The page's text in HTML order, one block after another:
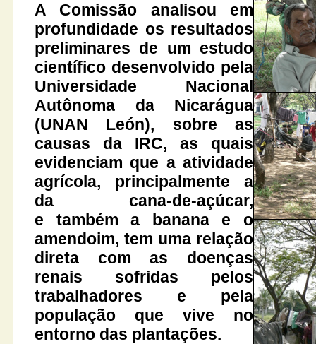
A Comissão analisou em
profundidade os resultados
preliminares de um estudo
científico desenvolvido pela
Universidade Nacional
Autônoma da Nicarágua
(UNAN León), sobre as
causas da IRC, as quais
evidenciam que a atividade
agrícola, principalmente a
da cana-de-açúcar,
e também a banana e o
amendoim, tem uma relação
direta com as doenças
renais sofridas pelos
trabalhadores e pela
população que vive no
entorno das plantações.